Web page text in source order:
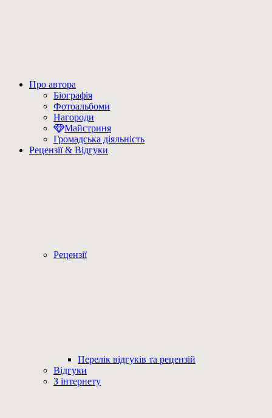
Про автора
Біографія
Фотоальбоми
Нагороди
Майстриня
Громадська діяльність
Рецензії & Відгуки
Рецензії
Перелік відгуків та рецензій
Відгуки
З інтернету